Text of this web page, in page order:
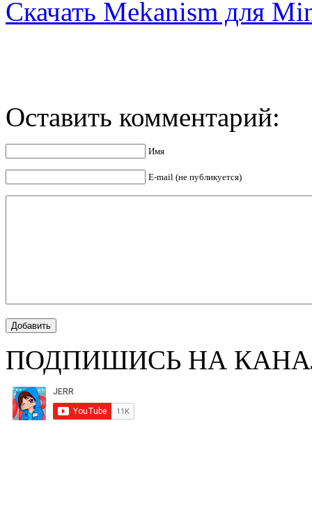
Скачать Mekanism для
Оставить комментарий:
Имя
E-mail (не публикуется)
ПОДПИШИСЬ НА